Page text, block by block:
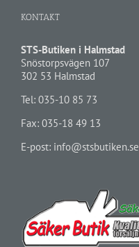
KONTAKT
STS-Butiken i Halmstad
Snöstorpsvägen 107
302 53 Halmstad
Tel: 035-10 85 73
Fax: 035-18 49 13
E-post: info@stsbutiken.se